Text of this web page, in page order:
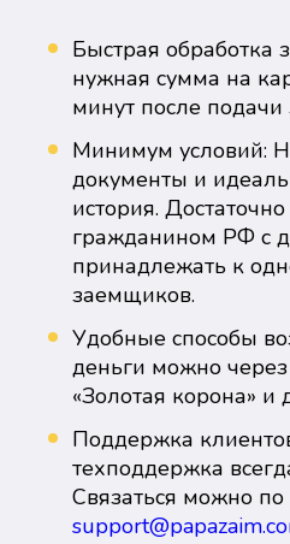
Быстрая обработка
нужная сумма на
минут после подачи
Минимум условий:
документы и
история.
гражданином РФ с
принадлежать к
заемщиков.
Удобные способы
деньги можно
«Золотая корона» и
Поддержка
техподдержка
Связаться можно по